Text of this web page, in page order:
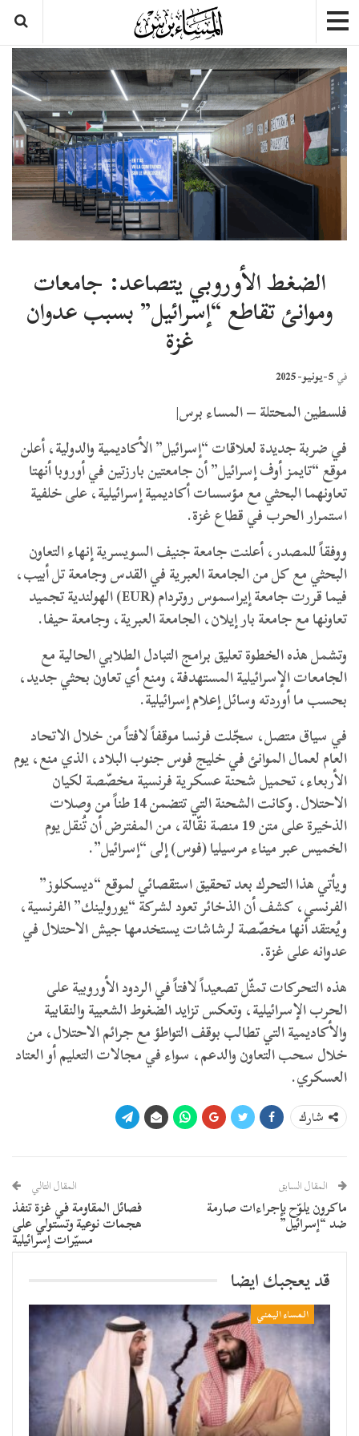
الضغط الأوروبي يتصاعد: جامعات
وموانئ تقاطع “إسرائيل” بسبب عدوان
غزة
في 5-يونيو- 2025
فلسطين المحتلة – المساء برس|
في ضربة جديدة لعلاقات “إسرائيل” الأكاديمية والدولية، أعلن
موقع “تايمز أوف إسرائيل” أن جامعتين بارزتين في أوروبا أنهتا
تعاونهما البحثي مع مؤسسات أكاديمية إسرائيلية، على خلفية
استمرار الحرب في قطاع غزة.
ووفقاً للمصدر، أعلنت جامعة جنيف السويسرية إنهاء التعاون
البحثي مع كل من الجامعة العبرية في القدس وجامعة تل أبيب،
فيما قررت جامعة إيراسموس روتردام (EUR) الهولندية تجميد
تعاونها مع جامعة بار إيلان، الجامعة العبرية، وجامعة حيفا.
وتشمل هذه الخطوة تعليق برامج التبادل الطلابي الحالية مع
الجامعات الإسرائيلية المستهدفة، ومنع أي تعاون بحثي جديد،
بحسب ما أوردته وسائل إعلام إسرائيلية.
في سياق متصل، سجّلت فرنسا موقفاً لافتاً من خلال الاتحاد
العام لعمال الموانئ في خليج فوس جنوب البلاد، الذي منع، يوم
الأربعاء، تحميل شحنة عسكرية فرنسية مخصّصة لكيان
الاحتلال. وكانت الشحنة التي تتضمن 14 طناً من وصلات
الذخيرة على متن 19 منصة نقّالة، من المفترض أن تُنقل يوم
الخميس عبر ميناء مرسيليا (فوس) إلى “إسرائيل”.
ويأتي هذا التحرك بعد تحقيق استقصائي لموقع “ديسكلوز”
الفرنسي، كشف أن الذخائر تعود لشركة “يورولينك” الفرنسية،
ويُعتقد أنها مخصّصة لرشاشات يستخدمها جيش الاحتلال في
عدوانه على غزة.
هذه التحركات تمثّل تصعيداً لافتاً في الردود الأوروبية على
الحرب الإسرائيلية، وتعكس تزايد الضغوط الشعبية والنقابية
والأكاديمية التي تطالب بوقف التواطؤ مع جرائم الاحتلال، من
خلال سحب التعاون والدعم، سواء في مجالات التعليم أو العتاد
العسكري.
شارك
المقال السابق
ماكرون يلوّح بإجراءات صارمة
ضد “إسرائيل”
المقال التالي
فصائل المقاومة في غزة تنفذ
هجمات نوعية وتستولي على
مسيّرات إسرائيلية
قد يعجبك ايضا
المساء اليمني